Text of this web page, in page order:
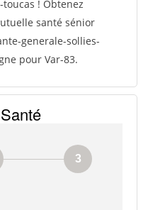
! Obtenez
santé sénior
generale-sollies-
pour Var-83.